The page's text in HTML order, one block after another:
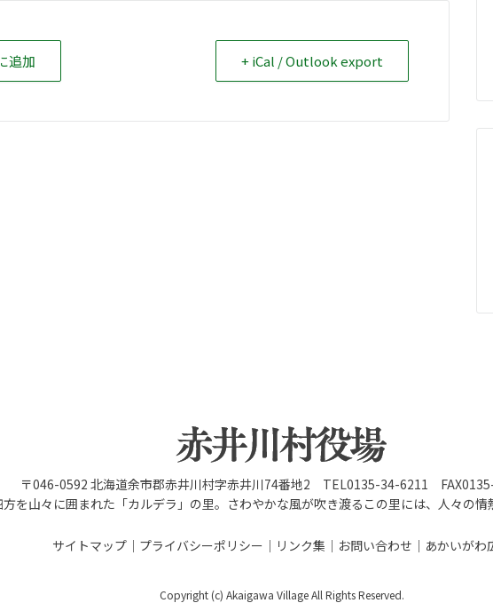
追加 + iCal / Outlook export
〒046-0592 北海道余市郡赤井川村字赤井川74番地2 TEL0135-34-6211
を山々に囲まれた「カルデラ」の里。さわやかな風が吹き渡るこの里には、人々の情
サイトマップ プライバシーポリシー リンク集 お問い合わせ あかいがわ
Copyright (c) Akaigawa Village All Rights Reserved.